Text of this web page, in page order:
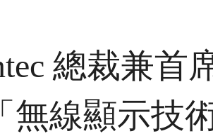
總裁兼首
無線顯示技